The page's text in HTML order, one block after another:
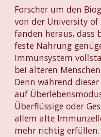
Forscher um den
von der University
fanden heraus, dass
feste Nahrung
Immunsystem
bei älteren
Denn während
auf
Überflüssige oder
allem alte
mehr richtig erfüllen.